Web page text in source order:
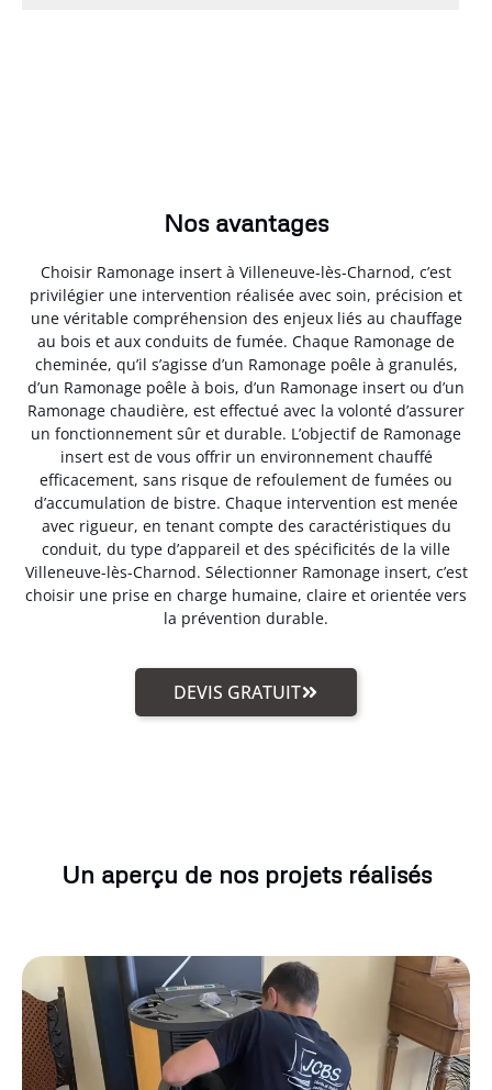
Nos avantages
Choisir Ramonage insert à Villeneuve-lès-Charnod, c’est
privilégier une intervention réalisée avec soin, précision et
une véritable compréhension des enjeux liés au chauffage
au bois et aux conduits de fumée. Chaque Ramonage de
cheminée, qu’il s’agisse d’un Ramonage poêle à granulés,
d’un Ramonage poêle à bois, d’un Ramonage insert ou d’un
Ramonage chaudière, est effectué avec la volonté d’assurer
un fonctionnement sûr et durable. L’objectif de Ramonage
insert est de vous offrir un environnement chauffé
efficacement, sans risque de refoulement de fumées ou
d’accumulation de bistre. Chaque intervention est menée
avec rigueur, en tenant compte des caractéristiques du
conduit, du type d’appareil et des spécificités de la ville
Villeneuve-lès-Charnod. Sélectionner Ramonage insert, c’est
choisir une prise en charge humaine, claire et orientée vers
la prévention durable.
DEVIS GRATUIT
Un aperçu de nos projets réalisés